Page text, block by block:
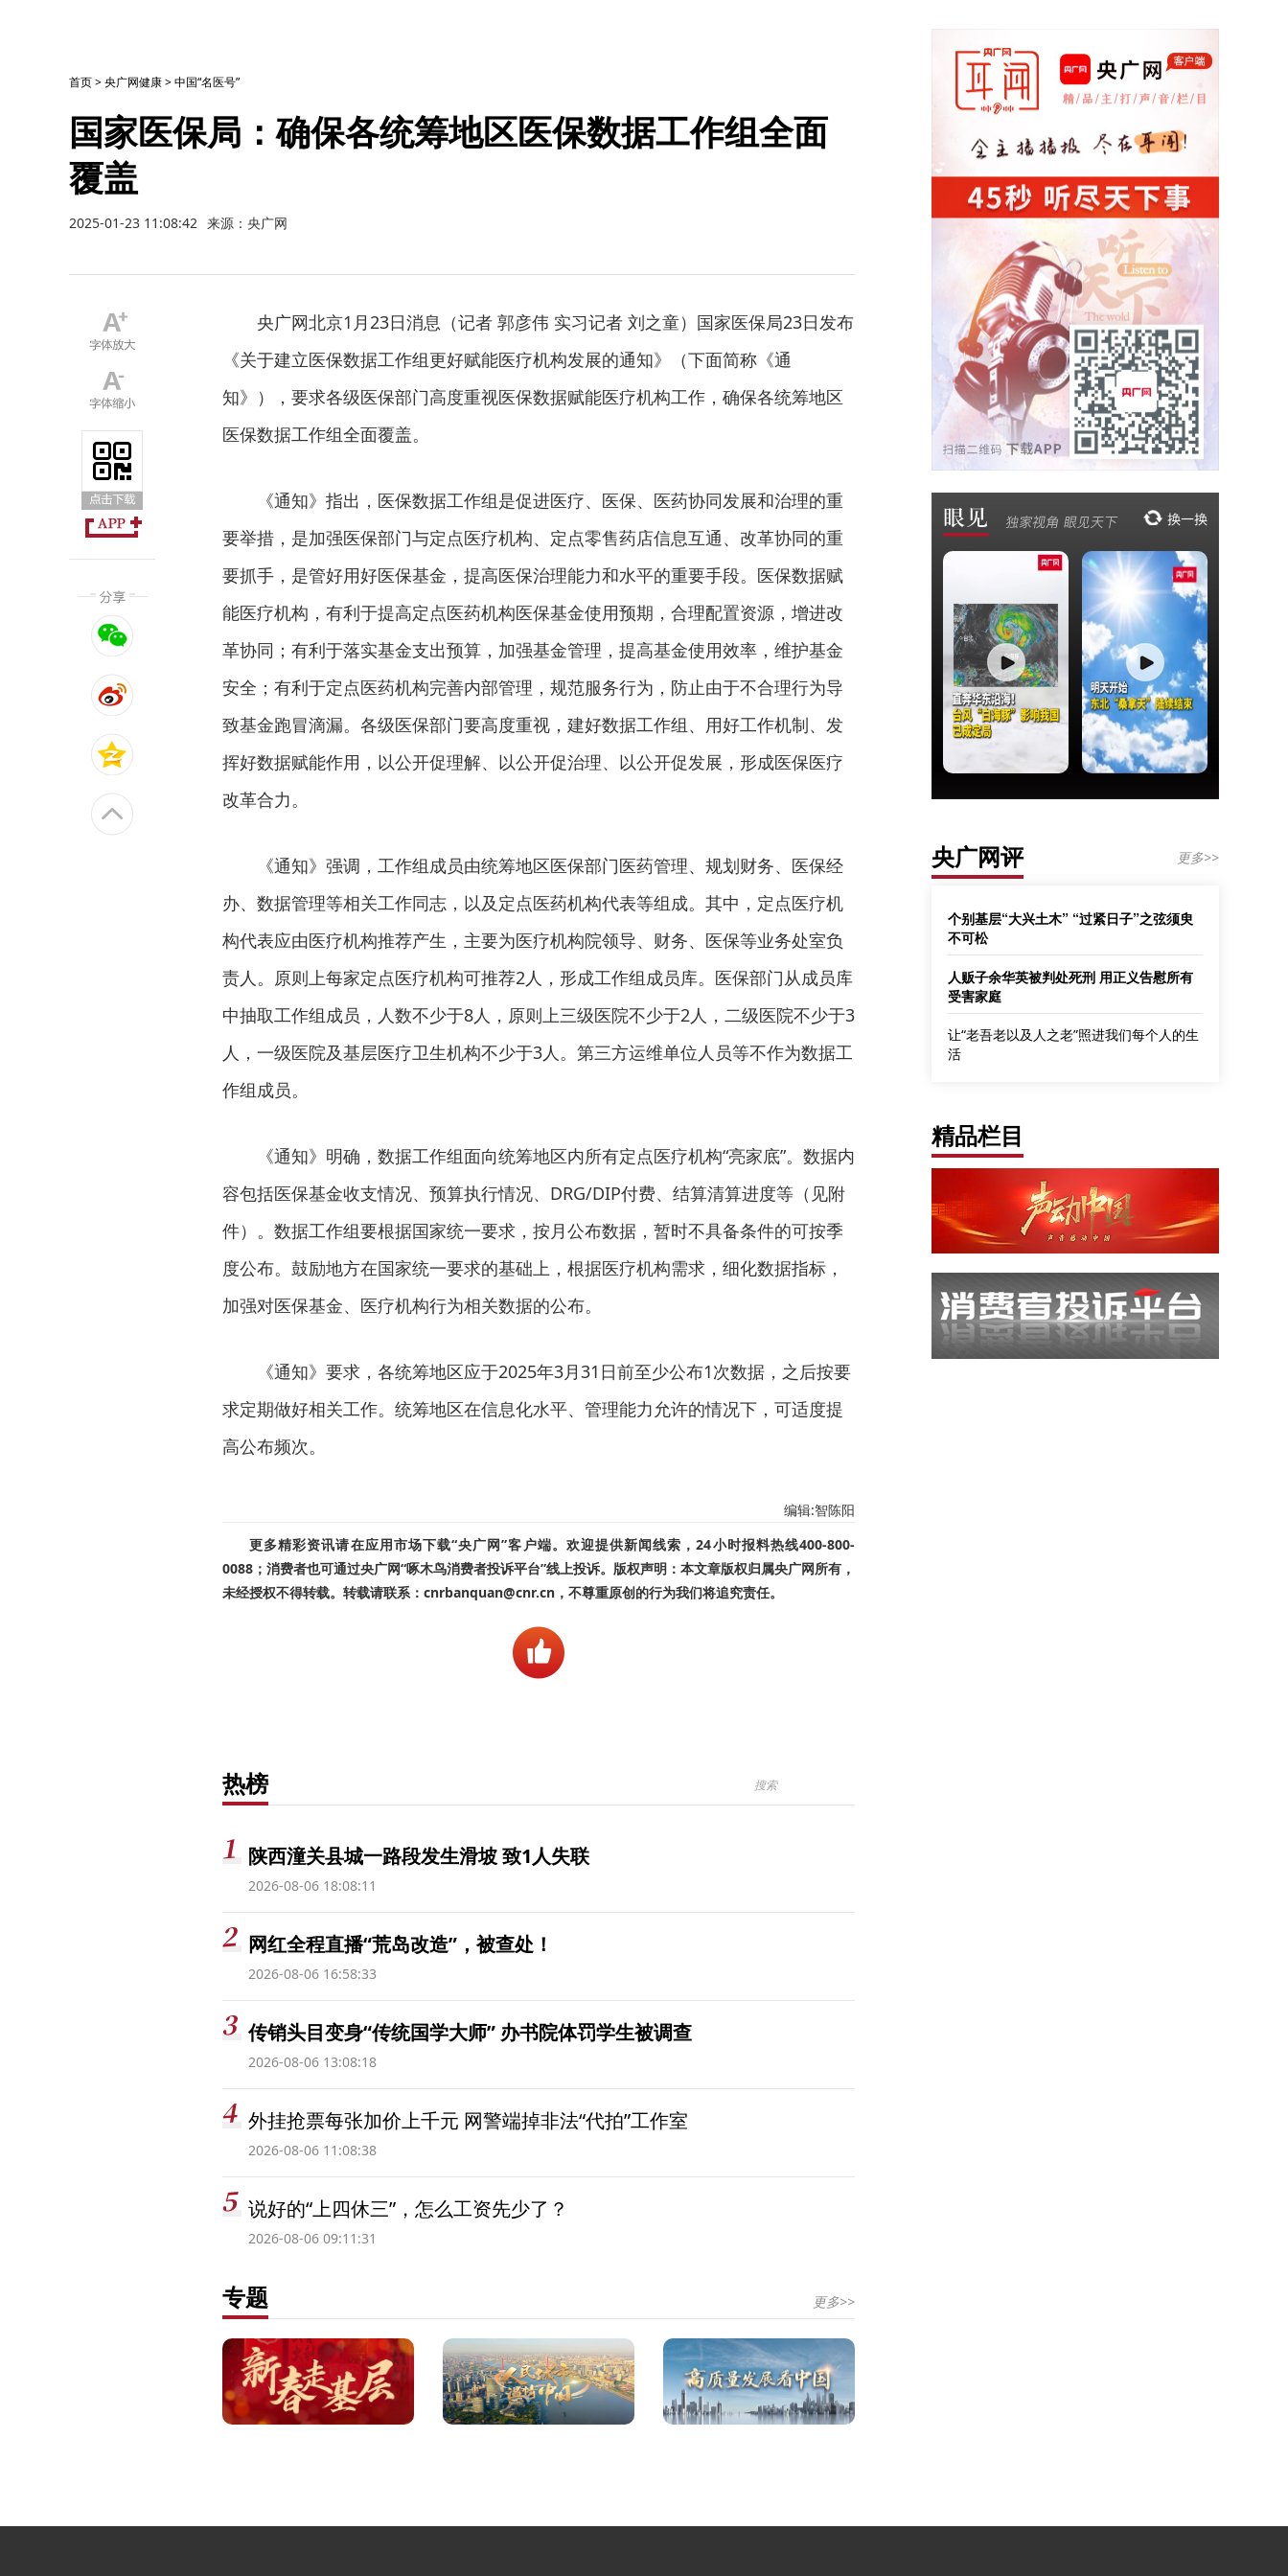
首页>央广网健康>中国“名医号”
国家医保局：确保各统筹地区医保数据工作组全面
覆盖
2025-01-23 11:08:42 来源：央广网
央广网北京1月23日消息（记者 郭彦伟 实习记者 刘之童）国家医保局23日发布
《关于建立医保数据工作组更好赋能医疗机构发展的通知》（下面简称《通
知》），要求各级医保部门高度重视医保数据赋能医疗机构工作，确保各统筹地区
医保数据工作组全面覆盖。
《通知》指出，医保数据工作组是促进医疗、医保、医药协同发展和治理的重
要举措，是加强医保部门与定点医疗机构、定点零售药店信息互通、改革协同的重
要抓手，是管好用好医保基金，提高医保治理能力和水平的重要手段。医保数据赋
能医疗机构，有利于提高定点医药机构医保基金使用预期，合理配置资源，增进改
革协同；有利于落实基金支出预算，加强基金管理，提高基金使用效率，维护基金
安全；有利于定点医药机构完善内部管理，规范服务行为，防止由于不合理行为导
致基金跑冒滴漏。各级医保部门要高度重视，建好数据工作组、用好工作机制、发
挥好数据赋能作用，以公开促理解、以公开促治理、以公开促发展，形成医保医疗
改革合力。
《通知》强调，工作组成员由统筹地区医保部门医药管理、规划财务、医保经
办、数据管理等相关工作同志，以及定点医药机构代表等组成。其中，定点医疗机
构代表应由医疗机构推荐产生，主要为医疗机构院领导、财务、医保等业务处室负
责人。原则上每家定点医疗机构可推荐2人，形成工作组成员库。医保部门从成员库
中抽取工作组成员，人数不少于8人，原则上三级医院不少于2人，二级医院不少于3
人，一级医院及基层医疗卫生机构不少于3人。第三方运维单位人员等不作为数据工
作组成员。
《通知》明确，数据工作组面向统筹地区内所有定点医疗机构“亮家底”。数据内
容包括医保基金收支情况、预算执行情况、DRG/DIP付费、结算清算进度等（见附
件）。数据工作组要根据国家统一要求，按月公布数据，暂时不具备条件的可按季
度公布。鼓励地方在国家统一要求的基础上，根据医疗机构需求，细化数据指标，
加强对医保基金、医疗机构行为相关数据的公布。
《通知》要求，各统筹地区应于2025年3月31日前至少公布1次数据，之后按要
求定期做好相关工作。统筹地区在信息化水平、管理能力允许的情况下，可适度提
高公布频次。
编辑:智陈阳
更多精彩资讯请在应用市场下载“央广网”客户端。欢迎提供新闻线索，24小时报料热线400-800-
0088；消费者也可通过央广网“啄木鸟消费者投诉平台”线上投诉。版权声明：本文章版权归属央广网所有，
未经授权不得转载。转载请联系：cnrbanquan@cnr.cn，不尊重原创的行为我们将追究责任。
热榜
陕西潼关县城一路段发生滑坡 致1人失联
2026-08-06 18:08:11
网红全程直播“荒岛改造”，被查处！
2026-08-06 16:58:33
传销头目变身“传统国学大师” 办书院体罚学生被调查
2026-08-06 13:08:18
外挂抢票每张加价上千元 网警端掉非法“代拍”工作室
2026-08-06 11:08:38
说好的“上四休三”，怎么工资先少了？
2026-08-06 09:11:31
专题 更多>>
央广网评 更多>>
个别基层“大兴土木” “过紧日子”之弦须臾
不可松
人贩子余华英被判处死刑 用正义告慰所有
受害家庭
让“老吾老以及人之老”照进我们每个人的生
活
精品栏目